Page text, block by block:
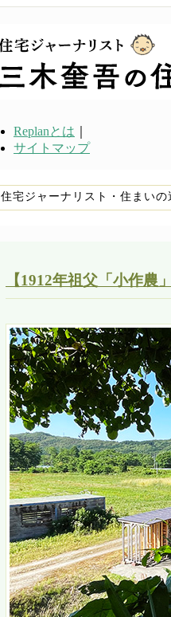
Replanとは
サイトマップ
住宅ジャーナリスト・住まいの
【1912年祖父「小作農